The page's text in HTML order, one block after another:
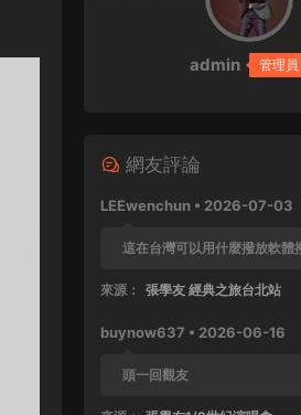
admin 管理員
網友評論
LEEwenchun • 2026-07-03
這在台灣可以用什麼撥放軟體
來源： 張學友 經典之旅台北站
buynow637 • 2026-06-16
頭一回觀友